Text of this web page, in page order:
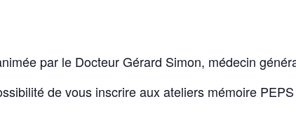
par le Docteur Gérard Simon, médecin
de vous inscrire aux ateliers mémoire